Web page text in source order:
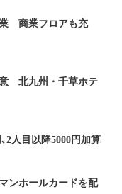
商業フロアも充
意 北九州・千草ホテ
2人目以降5000円加算
ンホールカードを配